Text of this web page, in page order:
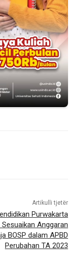
Artikulli tjetër
Purwakarta
Sesuaikan Anggaran
BOSP dalam APBD
Perubahan TA 2023